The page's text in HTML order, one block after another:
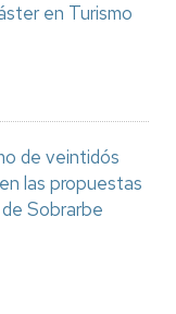
en Turismo
de veintidós
las propuestas
Sobrarbe